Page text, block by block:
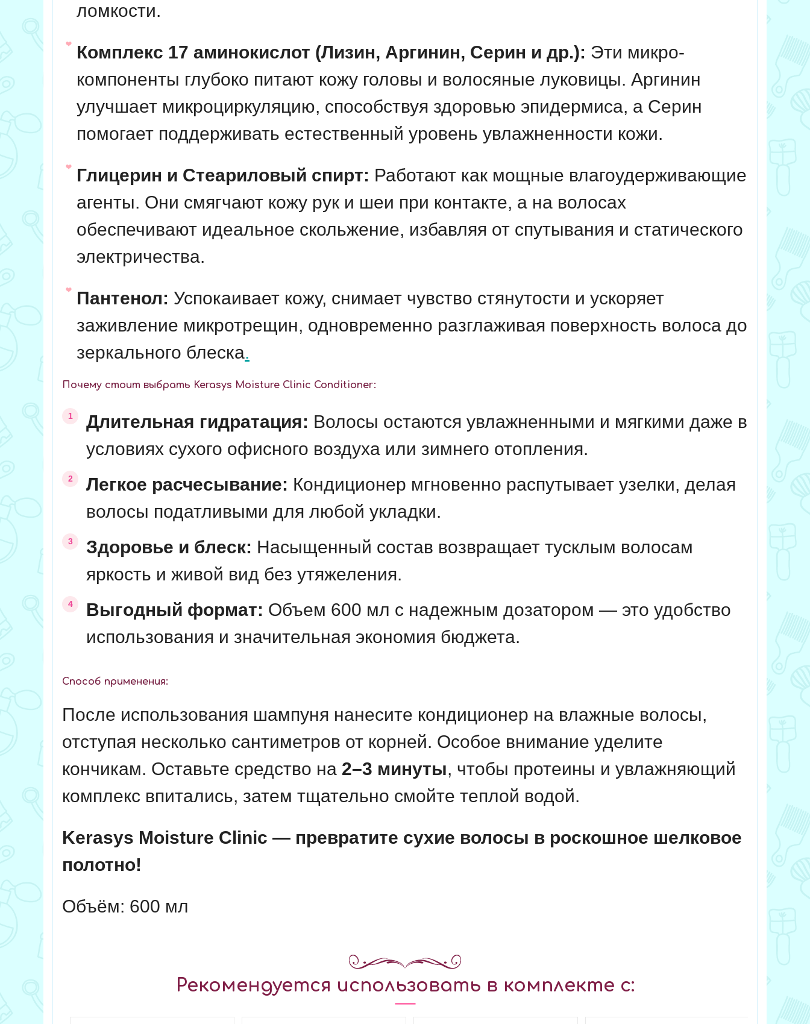
ломкости.
Комплекс 17 аминокислот (Лизин, Аргинин, Серин и др.): Эти микро-
компоненты глубоко питают кожу головы и волосяные луковицы. Аргинин
улучшает микроциркуляцию, способствуя здоровью эпидермиса, а Серин
помогает поддерживать естественный уровень увлажненности кожи.
Глицерин и Стеариловый спирт: Работают как мощные влагоудерживающие
агенты. Они смягчают кожу рук и шеи при контакте, а на волосах
обеспечивают идеальное скольжение, избавляя от спутывания и статического
электричества.
Пантенол: Успокаивает кожу, снимает чувство стянутости и ускоряет
заживление микротрещин, одновременно разглаживая поверхность волоса до
зеркального блеска.
Почему стоит выбрать Kerasys Moisture Clinic Conditioner:
Длительная гидратация: Волосы остаются увлажненными и мягкими даже в
условиях сухого офисного воздуха или зимнего отопления.
Легкое расчесывание: Кондиционер мгновенно распутывает узелки, делая
волосы податливыми для любой укладки.
Здоровье и блеск: Насыщенный состав возвращает тусклым волосам
яркость и живой вид без утяжеления.
Выгодный формат: Объем 600 мл с надежным дозатором — это удобство
использования и значительная экономия бюджета.
Способ применения:
После использования шампуня нанесите кондиционер на влажные волосы,
отступая несколько сантиметров от корней. Особое внимание уделите
кончикам. Оставьте средство на 2–3 минуты, чтобы протеины и увлажняющий
комплекс впитались, затем тщательно смойте теплой водой.
Kerasys Moisture Clinic — превратите сухие волосы в роскошное шелковое
полотно!
Объём: 600 мл
Рекомендуется использовать в комплекте с: